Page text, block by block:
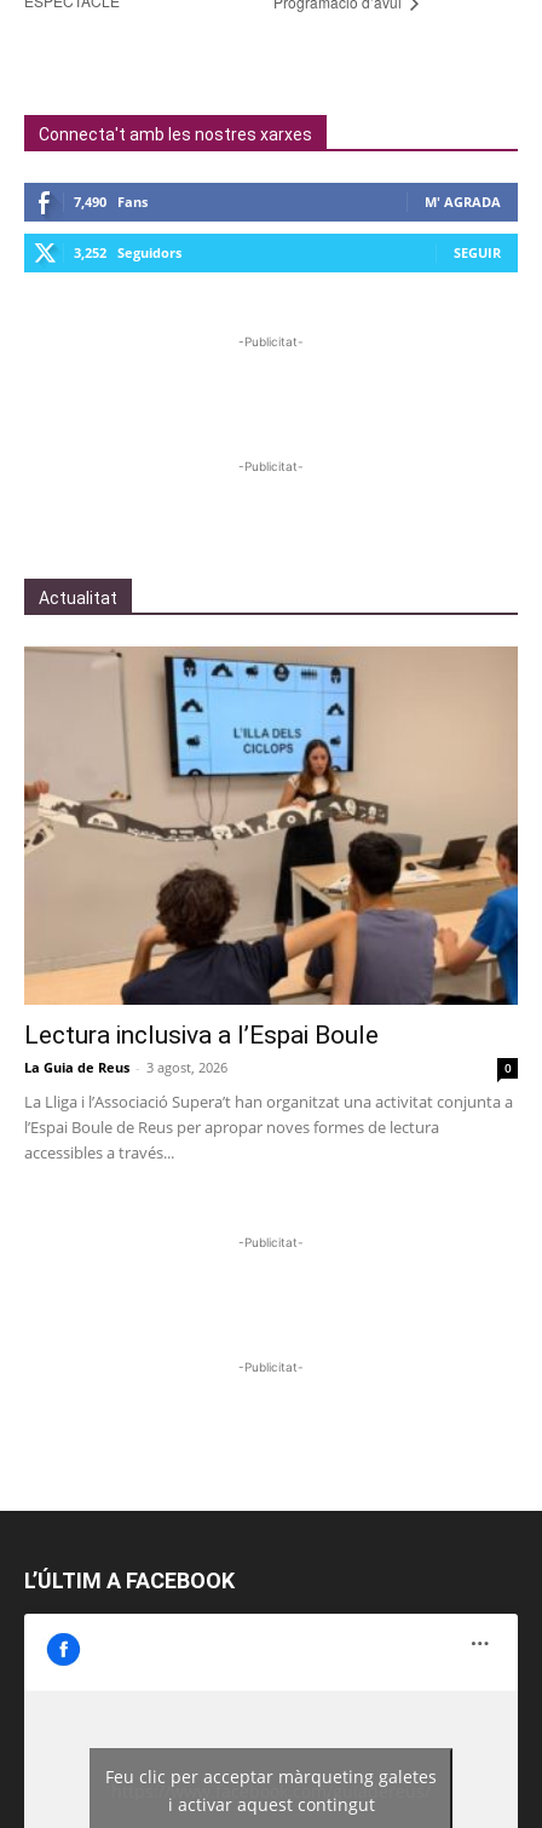
Connecta't amb les nostres xarxes
7,490 Fans M' AGRADA
3,252 Seguidors SEGUIR
-Publicitat-
-Publicitat-
Actualitat
Lectura inclusiva a l’Espai Boule
La Guia de Reus - 3 agost, 2026 0
La Lliga i l’Associació Supera’t han organitzat una activitat conjunta a
l’Espai Boule de Reus per apropar noves formes de lectura
accessibles a través...
-Publicitat-
-Publicitat-
L’ÚLTIM A FACEBOOK
https://www.facebook.com/guiadereus/
Feu clic per acceptar màrqueting galetes
i activar aquest contingut